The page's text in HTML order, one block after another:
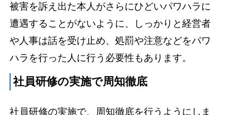
被害を訴え出た本人がさらにひどいパワハラに
遭遇することがないように、しっかりと経営者
や人事は話を受け止め、処罰や注意などをパワ
ハラを行った人に行う必要性もあります。
社員研修の実施で周知徹底
社員研修の実施で、周知徹底を行うようにしま